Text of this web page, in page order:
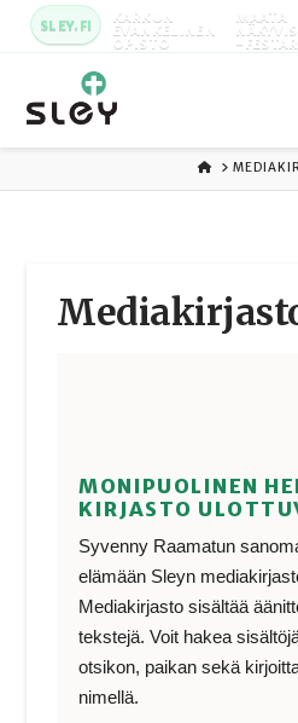
SLEY.FI KARKUN
EVANKELINEN
OPISTO
MAATA
-
ETUSIVU
MONIPUOLINEN
KIRJASTO
Syvenny Raamatun
elämään Sleyn
Mediakirjasto sisältää
tekstejä. Voit hakea
otsikon, paikan sekä
nimellä.